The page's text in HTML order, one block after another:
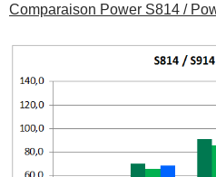
Comparaison Power S814 /